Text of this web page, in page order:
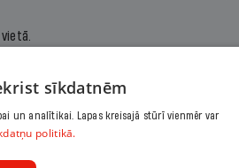
sīkdatnēm
un analītikai. Lapas kreisajā stūrī vienmēr var
politikā.